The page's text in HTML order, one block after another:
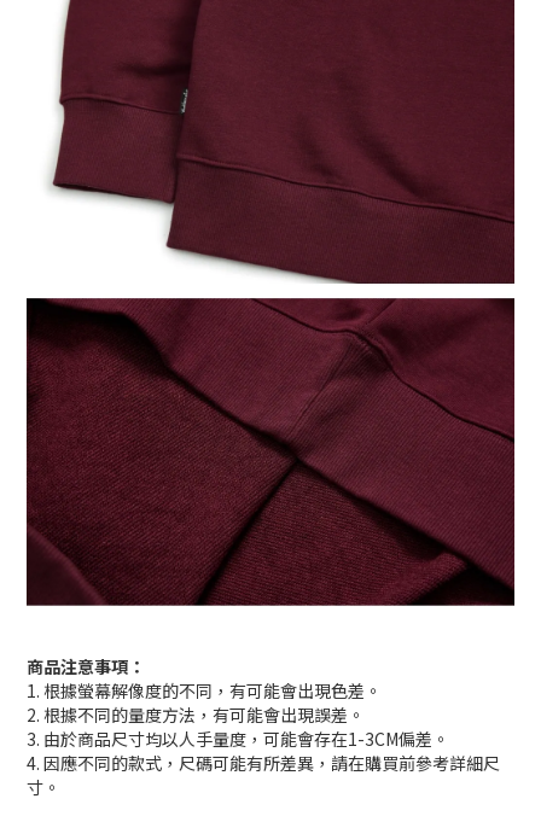
商品注意事項：
1. 根據螢幕解像度的不同，有可能會出現色差。
2. 根據不同的量度方法，有可能會出現誤差。
3. 由於商品尺寸均以人手量度，可能會存在1-3CM偏差。
4. 因應不同的款式，尺碼可能有所差異，請在購買前參考詳細尺
寸。